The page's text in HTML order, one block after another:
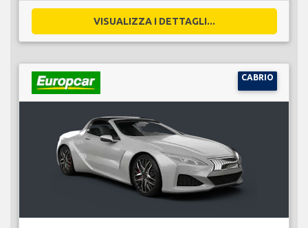
VISUALIZZA I DETTAGLI...
CABRIO